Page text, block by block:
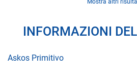
Mostra altri
INFORMAZIONI
Askos Primitivo